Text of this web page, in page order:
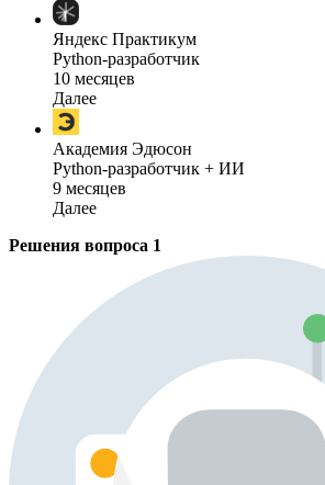
Яндекс Практикум
Python-разработчик
10 месяцев
Далее
Академия Эдюсон
Python-разработчик + ИИ
9 месяцев
Далее
Решения вопроса 1